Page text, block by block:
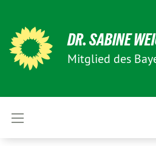
DR. SABINE
Mitglied des